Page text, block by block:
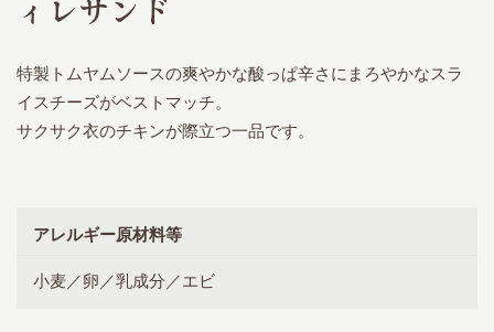
ィレサンド
特製トムヤムソースの爽やかな酸っぱ辛さにまろやかなスラ
イスチーズがベストマッチ。
サクサク衣のチキンが際立つ一品です。
アレルギー原材料等
小麦／卵／乳成分／エビ